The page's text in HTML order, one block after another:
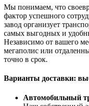
Мы понимаем, что
фактор успешного
завод организует
самых выгодных и
Независимо от вашего
мегаполис или
точно в срок.
Варианты доставки:
Автомобильный